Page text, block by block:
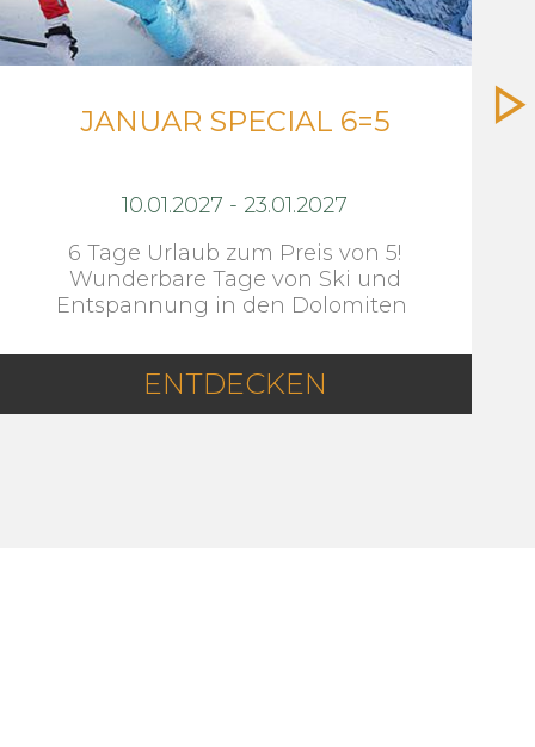
JANUAR SPECIAL 6=5
10.01.2027 - 23.01.2027
6 Tage Urlaub zum Preis von 5!
Wunderbare Tage von Ski und
Entspannung in den Dolomiten
ENTDECKEN